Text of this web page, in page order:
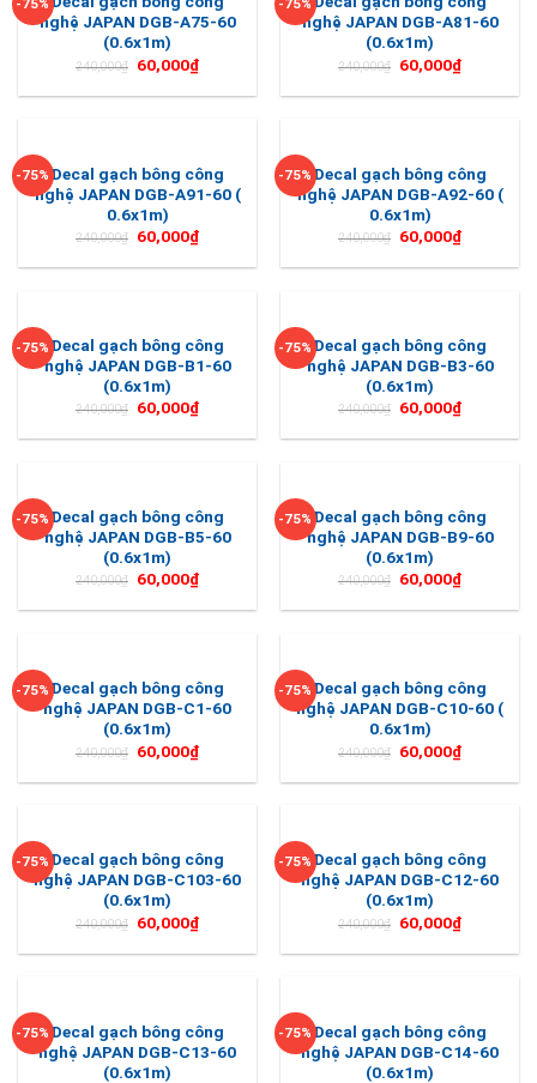
-75%
nghệ JAPAN DGB-A75-60
(0.6x1m)
240,000₫ 60,000₫
-75%
nghệ JAPAN DGB-A81-60
(0.6x1m)
240,000₫ 60,000₫
-75% Decal gạch bông công
nghệ JAPAN DGB-A91-60 (
0.6x1m)
240,000₫ 60,000₫
-75% Decal gạch bông công
nghệ JAPAN DGB-A92-60 (
0.6x1m)
240,000₫ 60,000₫
-75% Decal gạch bông công
nghệ JAPAN DGB-B1-60
(0.6x1m)
240,000₫ 60,000₫
-75% Decal gạch bông công
nghệ JAPAN DGB-B3-60
(0.6x1m)
240,000₫ 60,000₫
-75% Decal gạch bông công
nghệ JAPAN DGB-B5-60
(0.6x1m)
240,000₫ 60,000₫
-75% Decal gạch bông công
nghệ JAPAN DGB-B9-60
(0.6x1m)
240,000₫ 60,000₫
-75% Decal gạch bông công
nghệ JAPAN DGB-C1-60
(0.6x1m)
240,000₫ 60,000₫
-75% Decal gạch bông công
nghệ JAPAN DGB-C10-60 (
0.6x1m)
240,000₫ 60,000₫
-75% Decal gạch bông công
nghệ JAPAN DGB-C103-60
(0.6x1m)
240,000₫ 60,000₫
-75% Decal gạch bông công
nghệ JAPAN DGB-C12-60
(0.6x1m)
240,000₫ 60,000₫
-75% Decal gạch bông công
nghệ JAPAN DGB-C13-60
(0.6x1m)
-75% Decal gạch bông công
nghệ JAPAN DGB-C14-60
(0.6x1m)